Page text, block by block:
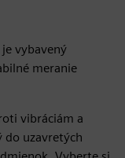
je vybavený
meranie
vibráciám a
do uzavretých